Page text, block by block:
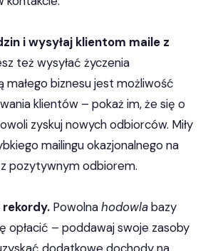
i wysyłaj klientom maile z
też wysyłać życzenia
małego biznesu jest możliwość
klientów – pokaż im, że się o
zyskuj nowych odbiorców. Miły
mailingu okazjonalnego na
pozytywnym odbiorem.
Powolnahodowlabazy
opłacić – poddawaj swoje zasoby